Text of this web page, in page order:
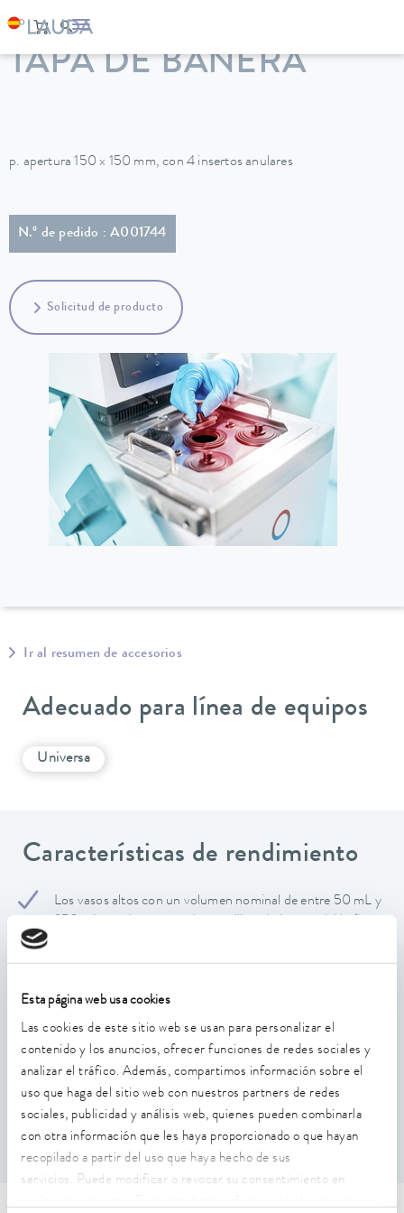
Esta página web usa cookies
Las cookies de este sitio web se usan para personalizar el
contenido y los anuncios, ofrecer funciones de redes sociales y
analizar el tráfico. Además, compartimos información sobre el
uso que haga del sitio web con nuestros partners de redes
sociales, publicidad y análisis web, quienes pueden combinarla
con otra información que les haya proporcionado o que hayan
recopilado a partir del uso que haya hecho de sus
servicios. Puede modificar o revocar su consentimiento en
LAUDA Equipos de termorregulación
TAPA DE BAÑERA
p. apertura 150 x 150 mm, con 4 insertos anulares
N.º de pedido : A001744
Solicitud de producto
Ir al resumen de accesorios
Adecuado para línea de equipos
Universa
Características de rendimiento
Los vasos altos con un volumen nominal de entre 50 mL y
asas de proa. No se necesitan herramientas.
Toma adicional para un sensor de temperatura Pt100
externo (D = 4 mm)
Los juegos de anillas individuales constan de cuatro piezas
y están fabricados en plástico resistente al calor
adecuado para U 8, U 830, U 845, U855, U 890